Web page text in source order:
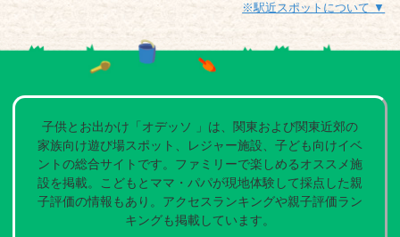
※駅近スポットについて ▼
子供とお出かけ「オデッソ 」は、関東および関東近郊の
家族向け遊び場スポット、レジャー施設、子ども向けイベ
ントの総合サイトです。ファミリーで楽しめるオススメ施
設を掲載。こどもとママ・パパが現地体験して採点した親
子評価の情報もあり。アクセスランキングや親子評価ラン
キングも掲載しています。